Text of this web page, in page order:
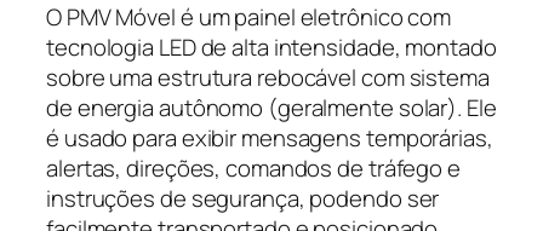
O PMV Móvel é um painel eletrônico com
tecnologia LED de alta intensidade, montado
sobre uma estrutura rebocável com sistema
de energia autônomo (geralmente solar). Ele
é usado para exibir mensagens temporárias,
alertas, direções, comandos de tráfego e
instruções de segurança, podendo ser